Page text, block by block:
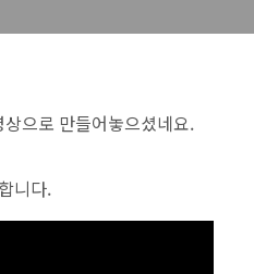
으로 만들어놓으셨네요.
니다.